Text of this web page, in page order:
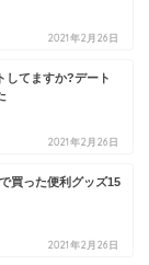
2021年2月26日
してますか?デート
2021年2月26日
買った便利グッズ15
2021年2月26日